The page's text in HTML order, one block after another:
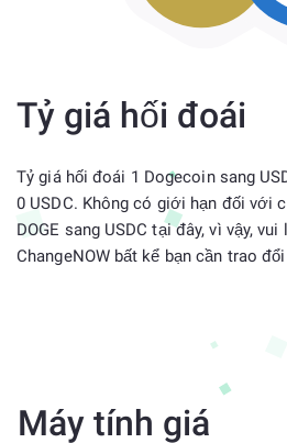
Tỷ giá hối đoái
Tỷ giá hối đoái 1 Dogecoin sang
0 USDC. Không có giới hạn đối với
DOGE sang USDC tại đây, vì vậy,
ChangeNOW bất kể bạn cần trao
Máy tính giá